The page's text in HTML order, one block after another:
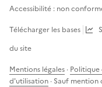
Accessibilité : non
Télécharger les bases
du site
Mentions légales ·
d'utilisation · Sauf